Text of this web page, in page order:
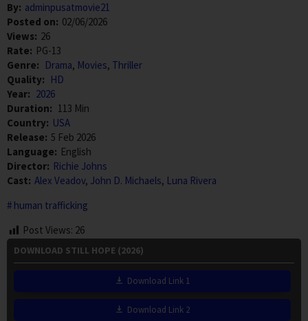
By: adminpusatmovie21
Posted on: 02/06/2026
Views: 26
Rate: PG-13
Genre: Drama, Movies, Thriller
Quality: HD
Year: 2026
Duration: 113 Min
Country: USA
Release: 5 Feb 2026
Language: English
Director: Richie Johns
Cast: Alex Veadov, John D. Michaels, Luna Rivera
human trafficking
Post Views: 26
DOWNLOAD STILL HOPE (2026)
Download Link 1
Download Link 2